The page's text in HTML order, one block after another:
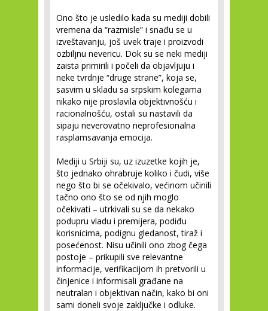
Ono što je usledilo kada su mediji dobili
vremena da “razmisle” i snađu se u
izveštavanju, još uvek traje i proizvodi
ozbiljnu nevericu. Dok su se neki mediji
zaista primirili i počeli da objavljuju i
neke tvrdnje “druge strane”, koja se,
sasvim u skladu sa srpskim kolegama
nikako nije proslavila objektivnošću i
racionalnošću, ostali su nastavili da
sipaju neverovatno neprofesionalna
rasplamsavanja emocija.
Mediji u Srbiji su, uz izuzetke kojih je,
što jednako ohrabruje koliko i čudi, više
nego što bi se očekivalo, većinom učinili
tačno ono što se od njih moglo
očekivati – utrkivali su se da nekako
podupru vladu i premijera, podiđu
korisnicima, podignu gledanost, tiraž i
posećenost. Nisu učinili ono zbog čega
postoje – prikupili sve relevantne
informacije, verifikacijom ih pretvorili u
činjenice i informisali građane na
neutralan i objektivan način, kako bi oni
sami doneli svoje zaključke i odluke.